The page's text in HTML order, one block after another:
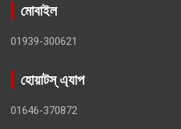
মোবাইল
01939-300621
হোয়াটস্ এ্যাপ
01646-370872